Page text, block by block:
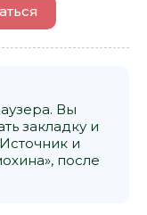
Вы
закладку и
и
после